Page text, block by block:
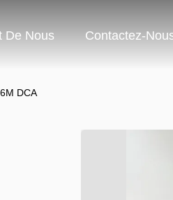
De Nous Contactez-
DCA